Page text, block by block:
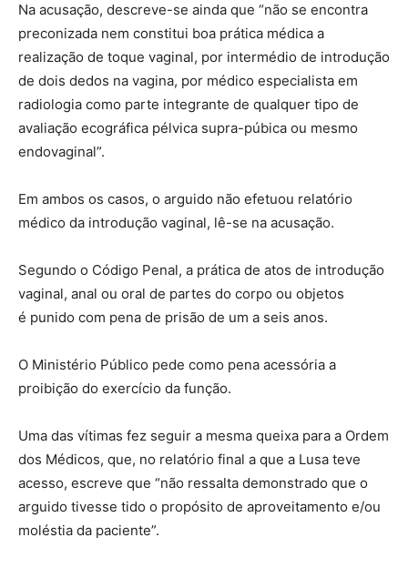
Na acusação, descreve-se ainda que “não se encontra
preconizada nem constitui boa prática médica a
realização de toque vaginal, por intermédio de introdução
de dois dedos na vagina, por médico especialista em
radiologia como parte integrante de qualquer tipo de
avaliação ecográfica pélvica supra-púbica ou mesmo
endovaginal”.
Em ambos os casos, o arguido não efetuou relatório
médico da introdução vaginal, lê-se na acusação.
Segundo o Código Penal, a prática de atos de introdução
vaginal, anal ou oral de partes do corpo ou objetos
é punido com pena de prisão de um a seis anos.
O Ministério Público pede como pena acessória a
proibição do exercício da função.
Uma das vítimas fez seguir a mesma queixa para a Ordem
dos Médicos, que, no relatório final a que a Lusa teve
acesso, escreve que “não ressalta demonstrado que o
arguido tivesse tido o propósito de aproveitamento e/ou
moléstia da paciente”.